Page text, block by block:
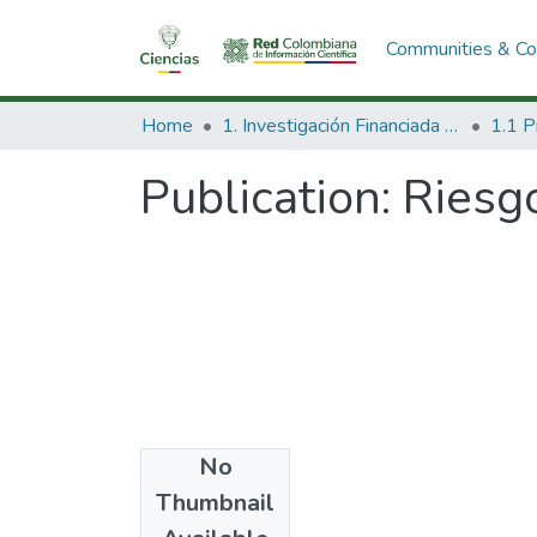
Communities &
Home 1. Investigación Financiada con Recursos Públicos
Publication:
No
Thumbnail